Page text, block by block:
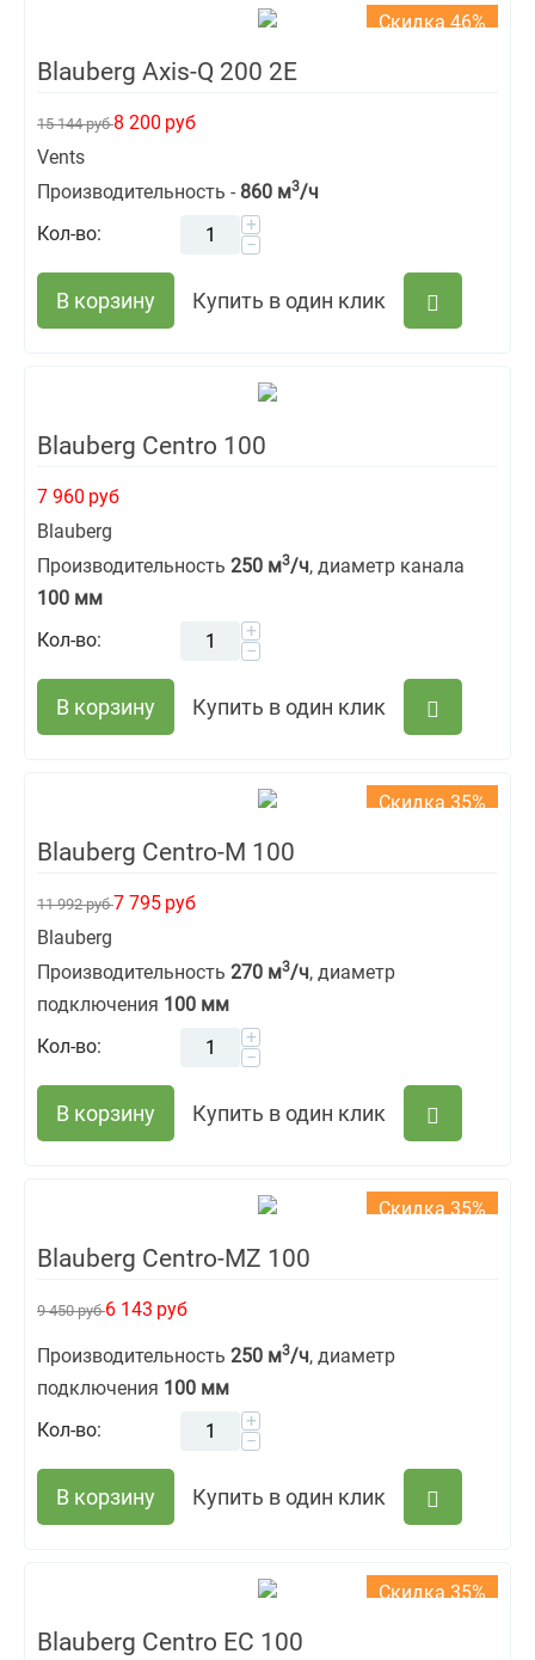
Скидка 46%
Blauberg Axis-Q 200 2E
15 144 руб8 200 руб
Vents
Производительность - 860 м3/ч
Кол-во:
+
−
В корзину Купить в один клик
Blauberg Centro 100
7 960 руб
Blauberg
Производительность 250 м3/ч, диаметр канала
100 мм
Кол-во:
+
−
В корзину Купить в один клик
Скидка 35%
Blauberg Centro-M 100
11 992 руб7 795 руб
Blauberg
Производительность 270 м3/ч, диаметр
подключения 100 мм
Кол-во:
+
−
В корзину Купить в один клик
Скидка 35%
Blauberg Centro-MZ 100
9 450 руб6 143 руб
Производительность 250 м3/ч, диаметр
подключения 100 мм
Кол-во:
+
−
В корзину Купить в один клик
Скидка 35%
Blauberg Centro EC 100